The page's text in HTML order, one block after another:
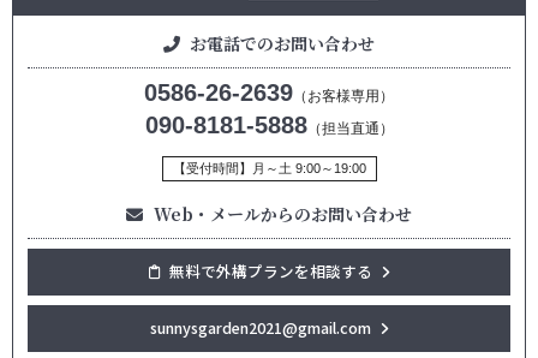
お電話でのお問い合わせ
0586-26-2639 （お客様専用）
090-8181-5888（担当直通）
【受付時間】月～土 9:00～19:00
Web・メールからのお問い合わせ
無料で外構プランを相談する
sunnysgarden2021@gmail.com